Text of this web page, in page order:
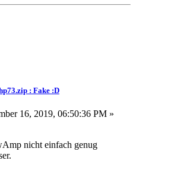
: Fake :D
16, 2019, 06:50:36 PM »
nicht einfach genug